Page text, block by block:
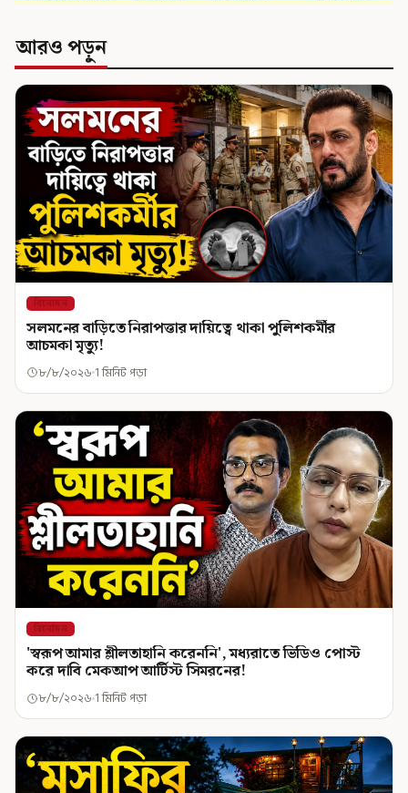
আরও পড়ুন
বিনোদন
সলমনের বাড়িতে নিরাপত্তার দায়িত্বে থাকা পুলিশকর্মীর
আচমকা মৃত্যু!
৮/৮/২০২৬ 1 মিনিট পড়া
বিনোদন
'স্বরূপ আমার শ্লীলতাহানি করেননি', মধ্যরাতে ভিডিও পোস্ট
করে দাবি মেকআপ আর্টিস্ট সিমরনের!
৮/৮/২০২৬ 1 মিনিট পড়া